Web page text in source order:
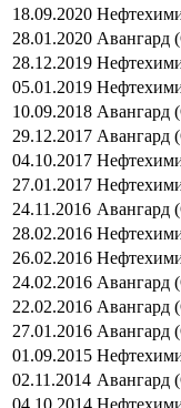
18.09.2020
28.01.2020 Авангард
28.12.2019
05.01.2019
10.09.2018 Авангард
29.12.2017 Авангард
04.10.2017
27.01.2017
24.11.2016 Авангард
28.02.2016
26.02.2016
24.02.2016 Авангард
22.02.2016 Авангард
27.01.2016 Авангард
01.09.2015
02.11.2014 Авангард
04.10.2014